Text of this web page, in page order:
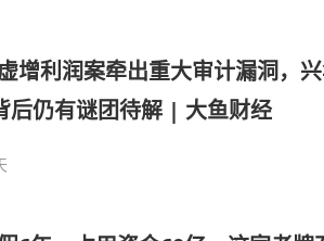
增利润案牵出重大审计漏洞，
后仍有谜团待解 | 大鱼财经